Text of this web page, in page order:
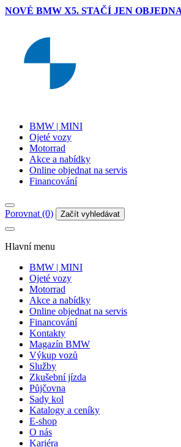
NOVÉ BMW X5. STAČÍ JEN
BMW | MINI
Ojeté vozy
Motorrad
Akce a nabídky
Online objednat na servis
Financování
Porovnat (0) Začít vyhledávat
Hlavní menu
BMW | MINI
Ojeté vozy
Motorrad
Akce a nabídky
Online objednat na servis
Financování
Kontakty
Magazín BMW
Výkup vozů
Služby
Zkušební jízda
Půjčovna
Sady kol
Katalogy a ceníky
E-shop
O nás
Kariéra